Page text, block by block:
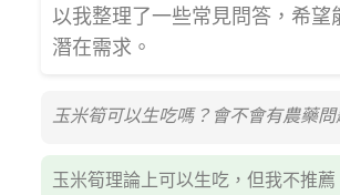
以我整理了一些常見問答，希望
潛在需求。
玉米筍可以生吃嗎？會不會有農藥問
玉米筍理論上可以生吃，但我不推